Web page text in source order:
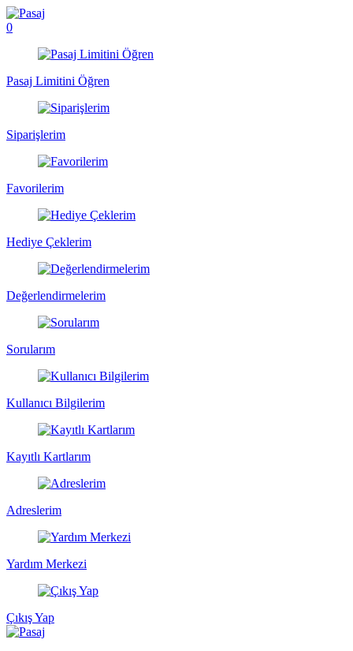
0
Pasaj Limitini Öğren
Siparişlerim
Favorilerim
Hediye Çeklerim
Değerlendirmelerim
Sorularım
Kullanıcı Bilgilerim
Kayıtlı Kartlarım
Adreslerim
Yardım Merkezi
Çıkış Yap